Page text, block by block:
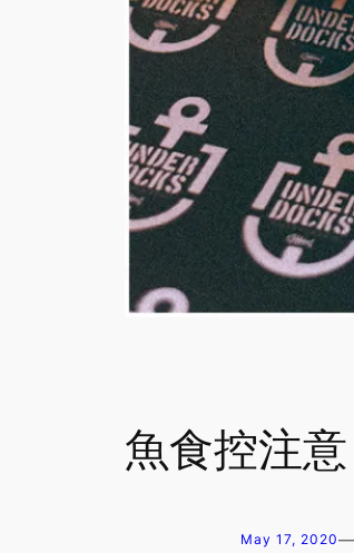
魚食控注
May 17, 2020